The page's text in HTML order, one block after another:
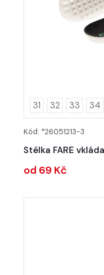
31 32 33 34
Kód: *26051213-3
Stélka FARE
od 69 Kč